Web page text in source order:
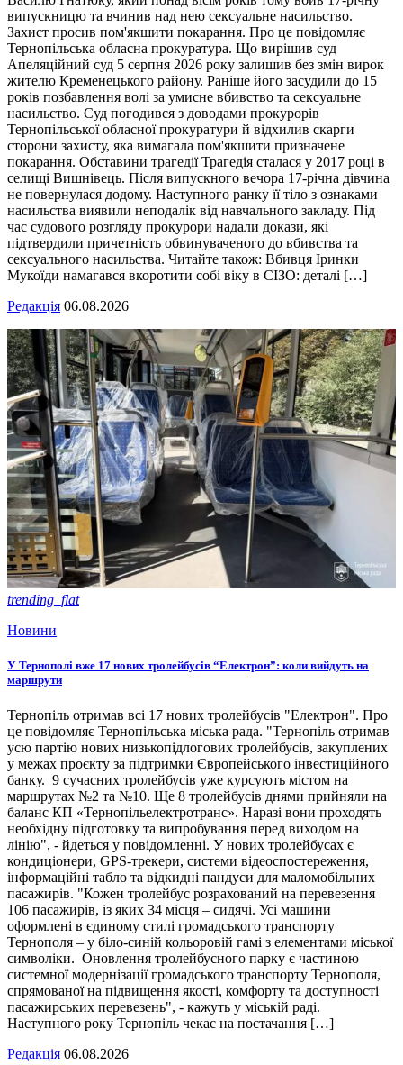
випускницю та вчинив над нею сексуальне насильство.
Захист просив пом'якшити покарання. Про це повідомляє
Тернопільська обласна прокуратура. Що вирішив суд
Апеляційний суд 5 серпня 2026 року залишив без змін вирок
жителю Кременецького району. Раніше його засудили до 15
років позбавлення волі за умисне вбивство та сексуальне
насильство. Суд погодився з доводами прокурорів
Тернопільської обласної прокуратури й відхилив скарги
сторони захисту, яка вимагала пом'якшити призначене
покарання. Обставини трагедії Трагедія сталася у 2017 році в
селищі Вишнівець. Після випускного вечора 17-річна дівчина
не повернулася додому. Наступного ранку її тіло з ознаками
насильства виявили неподалік від навчального закладу. Під
час судового розгляду прокурори надали докази, які
підтвердили причетність обвинуваченого до вбивства та
сексуального насильства. Читайте також: Вбивця Іринки
Мукоїди намагався вкоротити собі віку в СІЗО: деталі […]
Редакція 06.08.2026
trending_flat
Новини
У Тернополі вже 17 нових тролейбусів “Електрон”: коли вийдуть на
маршрути
Тернопіль отримав всі 17 нових тролейбусів "Електрон". Про
це повідомляє Тернопільська міська рада. "Тернопіль отримав
усю партію нових низькопідлогових тролейбусів, закуплених
у межах проєкту за підтримки Європейського інвестиційного
банку. 9 сучасних тролейбусів уже курсують містом на
маршрутах №2 та №10. Ще 8 тролейбусів днями прийняли на
баланс КП «Тернопільелектротранс». Наразі вони проходять
необхідну підготовку та випробування перед виходом на
лінію", - йдеться у повідомленні. У нових тролейбусах є
кондиціонери, GPS-трекери, системи відеоспостереження,
інформаційні табло та відкидні пандуси для маломобільних
пасажирів. "Кожен тролейбус розрахований на перевезення
106 пасажирів, із яких 34 місця – сидячі. Усі машини
оформлені в єдиному стилі громадського транспорту
Тернополя – у біло-синій кольоровій гамі з елементами міської
символіки. Оновлення тролейбусного парку є частиною
системної модернізації громадського транспорту Тернополя,
спрямованої на підвищення якості, комфорту та доступності
пасажирських перевезень", - кажуть у міській раді.
Наступного року Тернопіль чекає на постачання […]
Редакція 06.08.2026